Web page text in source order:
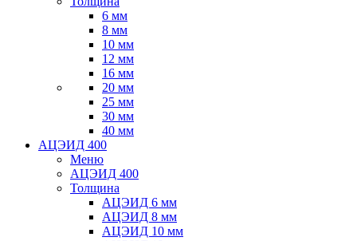
6 мм
8 мм
10 мм
12 мм
16 мм
20 мм
25 мм
30 мм
40 мм
АЦЭИД 400
Меню
АЦЭИД 400
Толщина
АЦЭИД 6 мм
АЦЭИД 8 мм
АЦЭИД 10 мм